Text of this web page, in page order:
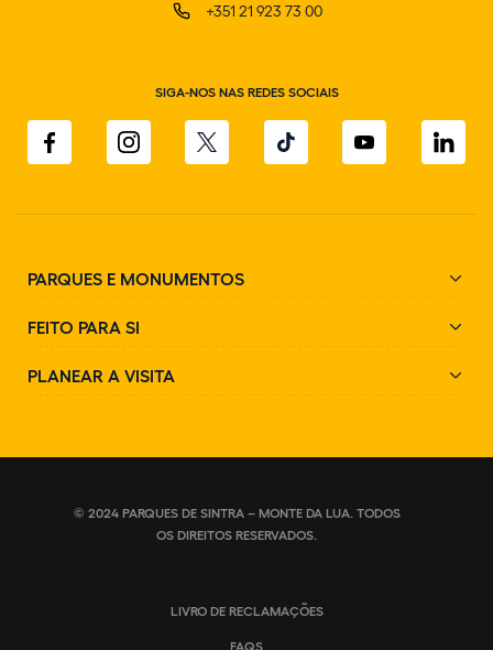
+351 21 923 73 00
SIGA-NOS NAS REDES SOCIAIS
PARQUES E MONUMENTOS
FEITO PARA SI
PLANEAR A VISITA
© 2024 PARQUES DE SINTRA – MONTE DA LUA. TODOS
OS DIREITOS RESERVADOS.
LIVRO DE RECLAMAÇÕES
FAQS